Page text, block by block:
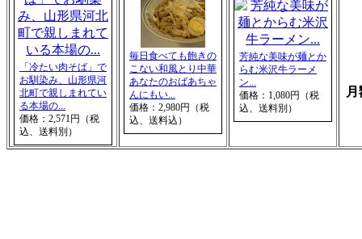
「冷たい肉そば」で
お馴染み、山形県河
北町で親しまれてい
る本場の...
価格：2,571円（税
込、送料別）
毎日食べても飽きの
こない和風とり中華
あなたのおばあちゃ
んにもい...
価格：2,980円（税
込、送料込）
芳純な美味が麺とか
らむ米沢牛ラーメ
ン...
価格：1,080円（税
込、送料別）